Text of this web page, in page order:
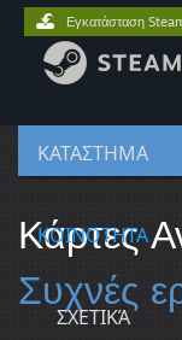
ΚΑΤΑΣΤΗΜΑ
ΚΟΙΝΟΤΗΤΑ
ΣΧΕΤΙΚΆ
Εγκατάσταση
Κάρτες
Συχνές